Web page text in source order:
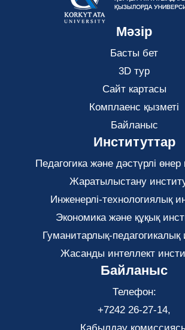
Мәзір
Басты бет
3D тур
Сайт картасы
Комплаенс қызметі
Байланыс
Институттар
Педагогика және дәстүрлі
Жаратылыстану
Инженерлі-технологиялық
Экономика және құқық
Гуманитарлық-педагогикалық
Жасанды интеллект
Байланыс
Телефон:
+7242 26-27-14,